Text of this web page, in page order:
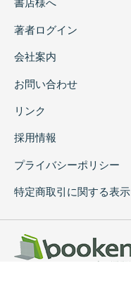
書店様へ
著者ログイン
会社案内
お問い合わせ
リンク
採用情報
プライバシーポリシー
特定商取引に関する表示